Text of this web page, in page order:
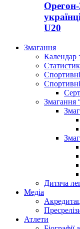
U20
Змагання
Змагання
Дитяча
Медіа
Атлети